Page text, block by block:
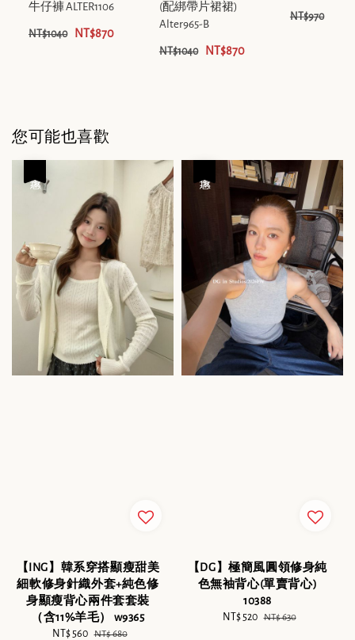
牛仔褲 ALTER1106
NT$1040 NT$870
(配綁帶片裙裙)
Alter965-B
NT$1040 NT$870
NT$970
您可能也喜歡
【ING】韓系穿搭顯瘦甜美
細軟修身針織外套+純色修
身顯瘦背心兩件套套裝
（含11%羊毛） w9365
Sale
NT$ 560 Regular
NT$ 680
【DG】極簡風圓領修身純
色無袖背心(單賣背心)
10388
Sale
NT$ 520 Regular
NT$ 630